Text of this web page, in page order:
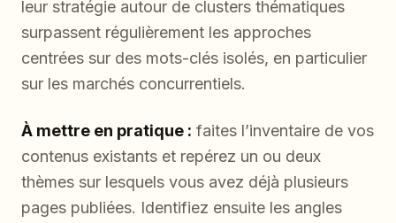
leur stratégie autour de clusters thématiques
surpassent régulièrement les approches
centrées sur des mots-clés isolés, en particulier
sur les marchés concurrentiels.
À mettre en pratique : faites l’inventaire de vos
contenus existants et repérez un ou deux
thèmes sur lesquels vous avez déjà plusieurs
pages publiées. Identifiez ensuite les angles